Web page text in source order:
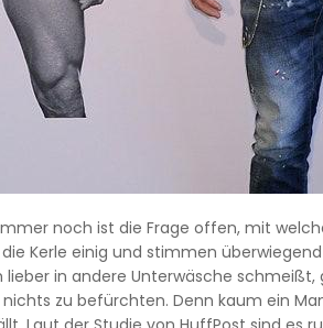
noch ist die Frage offen, mit
Kerle einig und stimmen
in andere Unterwäsche
zu befürchten. Denn kaum ein